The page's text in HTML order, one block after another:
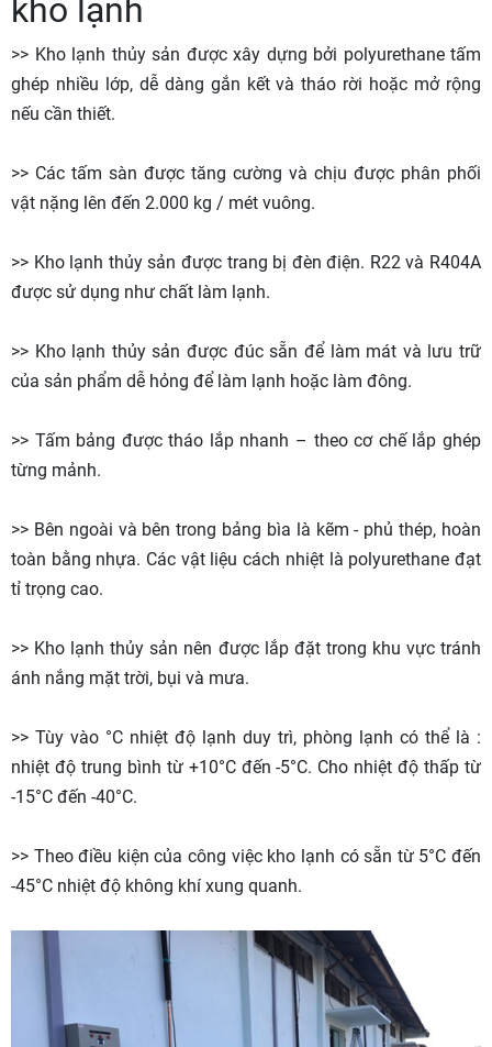
kho lạnh
>> Kho lạnh thủy sản được xây dựng bởi polyurethane tấm
ghép nhiều lớp, dễ dàng gắn kết và tháo rời hoặc mở rộng
nếu cần thiết.
>> Các tấm sàn được tăng cường và chịu được phân phối
vật nặng lên đến 2.000 kg / mét vuông.
>> Kho lạnh thủy sản được trang bị đèn điện. R22 và R404A
được sử dụng như chất làm lạnh.
>> Kho lạnh thủy sản được đúc sẵn để làm mát và lưu trữ
của sản phẩm dễ hỏng để làm lạnh hoặc làm đông.
>> Tấm bảng được tháo lắp nhanh – theo cơ chế lắp ghép
từng mảnh.
>> Bên ngoài và bên trong bảng bìa là kẽm - phủ thép, hoàn
toàn bằng nhựa. Các vật liệu cách nhiệt là polyurethane đạt
tỉ trọng cao.
>> Kho lạnh thủy sản nên được lắp đặt trong khu vực tránh
ánh nắng mặt trời, bụi và mưa.
>> Tùy vào °C nhiệt độ lạnh duy trì, phòng lạnh có thể là :
nhiệt độ trung bình từ +10°C đến -5°C. Cho nhiệt độ thấp từ
-15°C đến -40°C.
>> Theo điều kiện của công việc kho lạnh có sẵn từ 5°C đến
-45°C nhiệt độ không khí xung quanh.